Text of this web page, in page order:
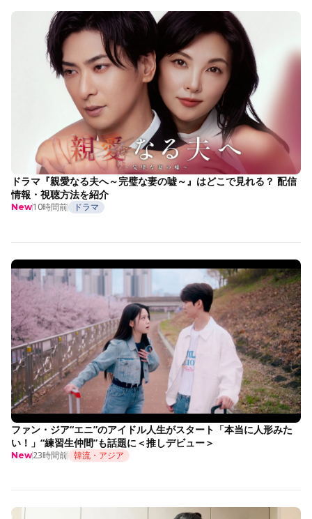
ドラマ『親愛なる夫へ～完璧な妻の嘘～』はどこで見れる？ 配信
情報・視聴方法を紹介
New10時間前 ドラマ
ファン・ジア“エニ”のアイドル人生がスタート「本当に人形みた
い！」“練習生仲間”も話題に＜推しデビュー＞
New23時間前 韓流・アジア